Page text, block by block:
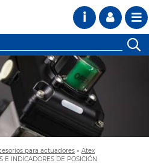
i
para actuadores » Atex
E INDICADORES DE POSICIÓN